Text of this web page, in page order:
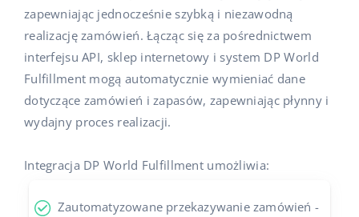
zapewniając jednocześnie szybką i niezawodną
realizację zamówień. Łącząc się za pośrednictwem
interfejsu API, sklep internetowy i system DP World
Fulfillment mogą automatycznie wymieniać dane
dotyczące zamówień i zapasów, zapewniając płynny i
wydajny proces realizacji.
Integracja DP World Fulfillment umożliwia:
Zautomatyzowane przekazywanie zamówień -